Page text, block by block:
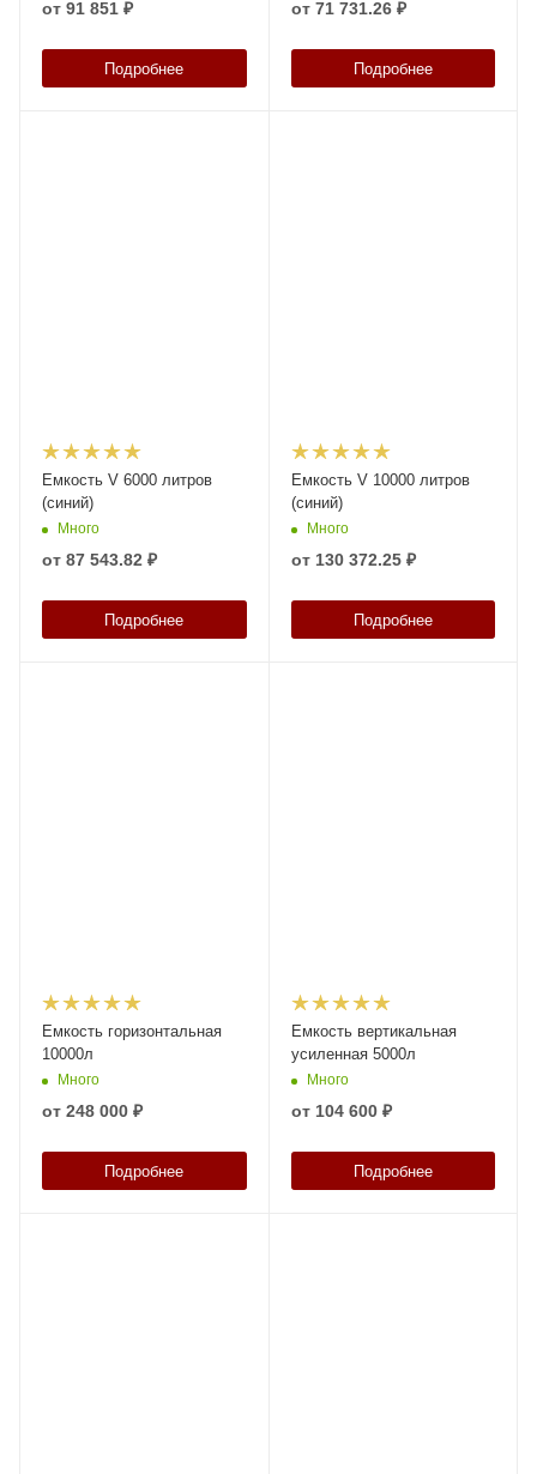
от 91 851 ₽
Подробнее
от 71 731.26 ₽
Подробнее
Емкость V 6000 литров
(синий)
Много
от 87 543.82 ₽
Подробнее
Емкость V 10000 литров
(синий)
Много
от 130 372.25 ₽
Подробнее
Емкость горизонтальная
10000л
Много
от 248 000 ₽
Подробнее
Емкость вертикальная
усиленная 5000л
Много
от 104 600 ₽
Подробнее